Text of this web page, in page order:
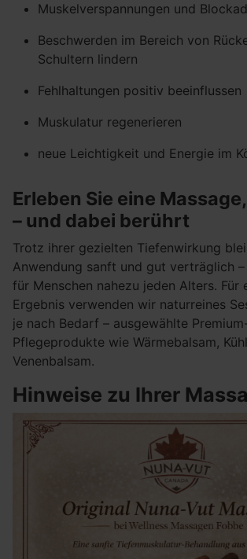
Muskelverspannungen und
Beschwerden im Bereich von
Schultern lindern
Fehlhaltungen positiv beeinflussen
Muskulatur regenerieren
neue Leichtigkeit und Energie im
Erleben Sie eine
– und dabei berührt
Trotz ihrer gezielten Tiefenwirkung
Anwendung sanft und gut verträglich
für Menschen nahezu jeden Alters. Für
Ergebnis verwenden wir naturreines
je nach Bedarf – ausgewählte
Pflegeprodukte wie Wärmebalsam,
Venenbalsam.
Hinweise zu Ihrer